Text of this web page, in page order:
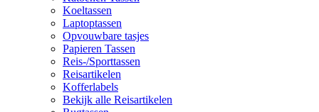
Koeltassen
Laptoptassen
Opvouwbare tasjes
Papieren Tassen
Reis-/Sporttassen
Reisartikelen
Kofferlabels
Bekijk alle Reisartikelen